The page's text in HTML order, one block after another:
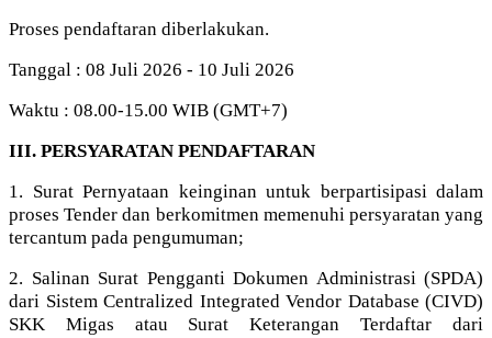
Proses pendaftaran diberlakukan.
Tanggal : 08 Juli 2026 - 10 Juli 2026
Waktu : 08.00-15.00 WIB (GMT+7)
III. PERSYARATAN PENDAFTARAN
1. Surat Pernyataan keinginan untuk berpartisipasi dalam
proses Tender dan berkomitmen memenuhi persyaratan yang
tercantum pada pengumuman;
2. Salinan Surat Pengganti Dokumen Administrasi (SPDA)
dari Sistem Centralized Integrated Vendor Database (CIVD)
SKK Migas atau Surat Keterangan Terdaftar dari